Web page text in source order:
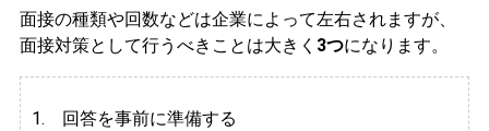
面接の種類や回数などは企業によって左右されますが、
面接対策として行うべきことは大きく 3つになります。
1. 回答を事前に準備する